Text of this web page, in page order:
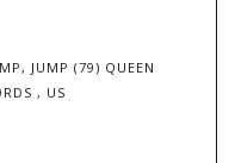
JUMP (79) QUEEN
, US